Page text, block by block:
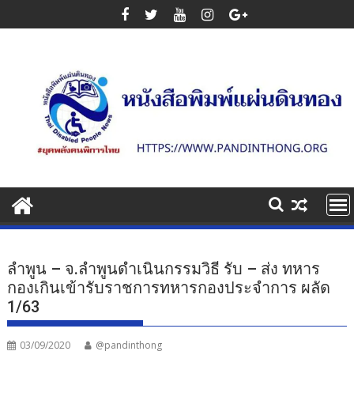
to
ลำพูน – จ.ลำพูนดำเนินกรรมวิธี รับ – ส่ง ทหาร
กองเกินเข้ารับราชการทหารกองประจำการ ผลัด
1/63
03/09/2020 @pandinthong